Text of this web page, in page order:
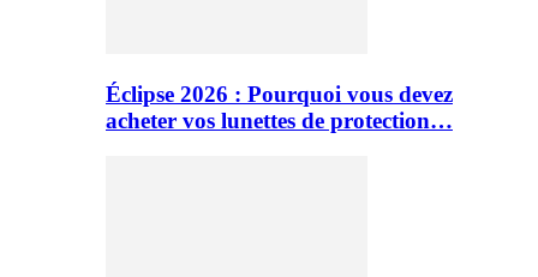
Éclipse 2026 : Pourquoi vous devez
acheter vos lunettes de protection…